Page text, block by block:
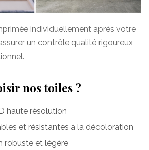
individuellement après votre
un contrôle qualité rigoureux
nos toiles ?
haute résolution
et résistantes à la décoloration
robuste et légère